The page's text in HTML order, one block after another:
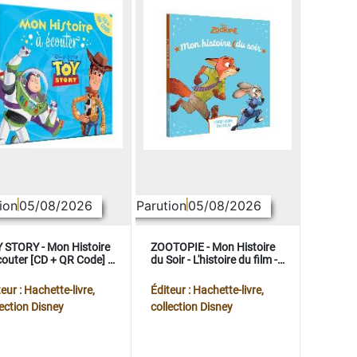
05/08/2026
STORY - Mon Histoire
[CD + QR Code] -
: Hachette-livre,
Disney
Parution05/08/2026
ZOOTOPIE - Mon Histoire
du Soir - L'histoire du film -
Éditeur : Hachette-livre,
collection Disney